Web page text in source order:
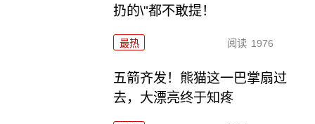
扔的\"都不敢提！
最热 阅读 1976
五箭齐发！熊猫这一巴掌扇过
去，大漂亮终于知疼